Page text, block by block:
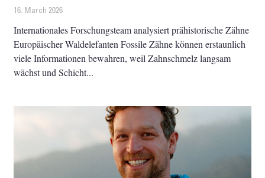
16. March 2026
Internationales Forschungsteam analysiert prähistorische Zähne
Europäischer Waldelefanten Fossile Zähne können erstaunlich
viele Informationen bewahren, weil Zahnschmelz langsam
wächst und Schicht